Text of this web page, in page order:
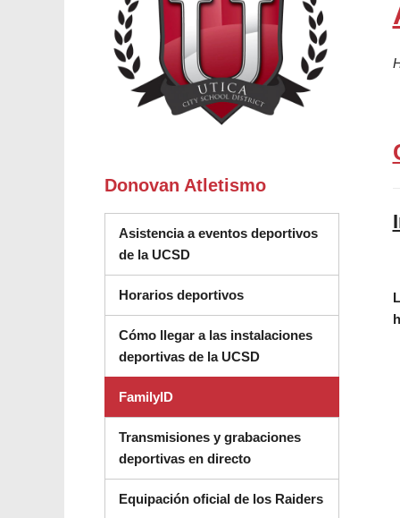
Donovan Atletismo
Asistencia a eventos deportivos
de la UCSD
Horarios deportivos(se abre en una nueva
Cómo llegar a las instalaciones
deportivas de la UCSD
FamilyID
Transmisiones y grabaciones
deportivas en directo
Equipación oficial de los Raiders